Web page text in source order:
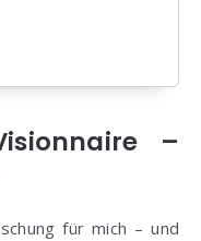
–
für mich – und